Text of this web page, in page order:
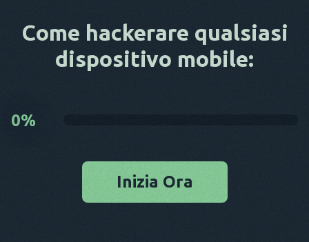
Come hackerare qualsiasi
dispositivo mobile:
0%
Inizia Ora